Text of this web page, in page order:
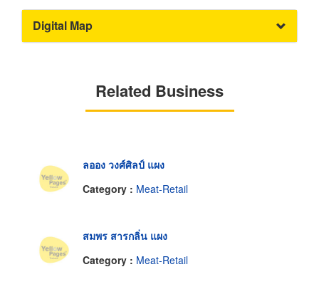
Digital Map
Related Business
ลออง วงศ์ศิลป์ แผง
Category : Meat-Retail
สมพร สารกลิ่น แผง
Category : Meat-Retail